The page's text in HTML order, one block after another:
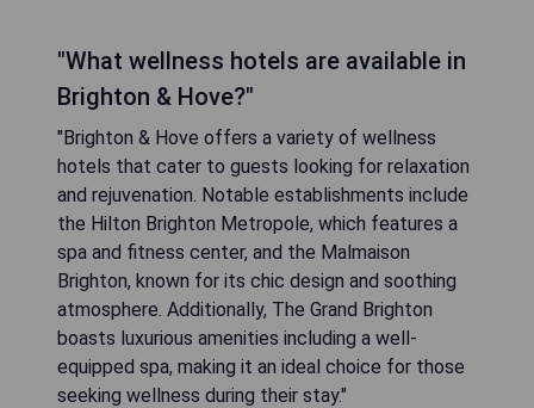
"What wellness hotels are available in
Brighton & Hove?"
"Brighton & Hove offers a variety of wellness
hotels that cater to guests looking for relaxation
and rejuvenation. Notable establishments include
the Hilton Brighton Metropole, which features a
spa and fitness center, and the Malmaison
Brighton, known for its chic design and soothing
atmosphere. Additionally, The Grand Brighton
boasts luxurious amenities including a well-
equipped spa, making it an ideal choice for those
seeking wellness during their stay."